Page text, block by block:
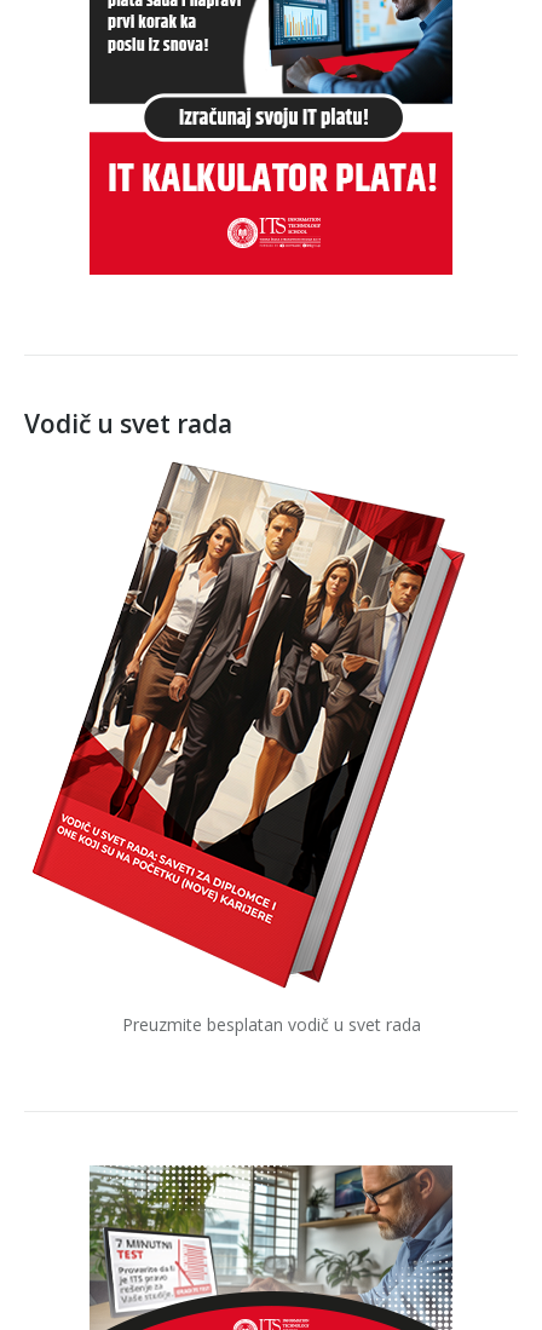
Vodič u svet rada
Preuzmite besplatan vodič u svet rada